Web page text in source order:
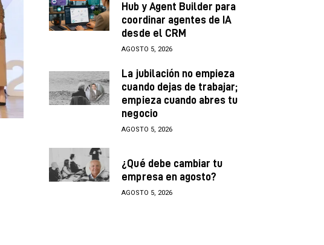
Hub y Agent Builder para
coordinar agentes de IA
desde el CRM
AGOSTO 5, 2026
La jubilación no empieza
cuando dejas de trabajar;
empieza cuando abres tu
negocio
AGOSTO 5, 2026
¿Qué debe cambiar tu
empresa en agosto?
AGOSTO 5, 2026